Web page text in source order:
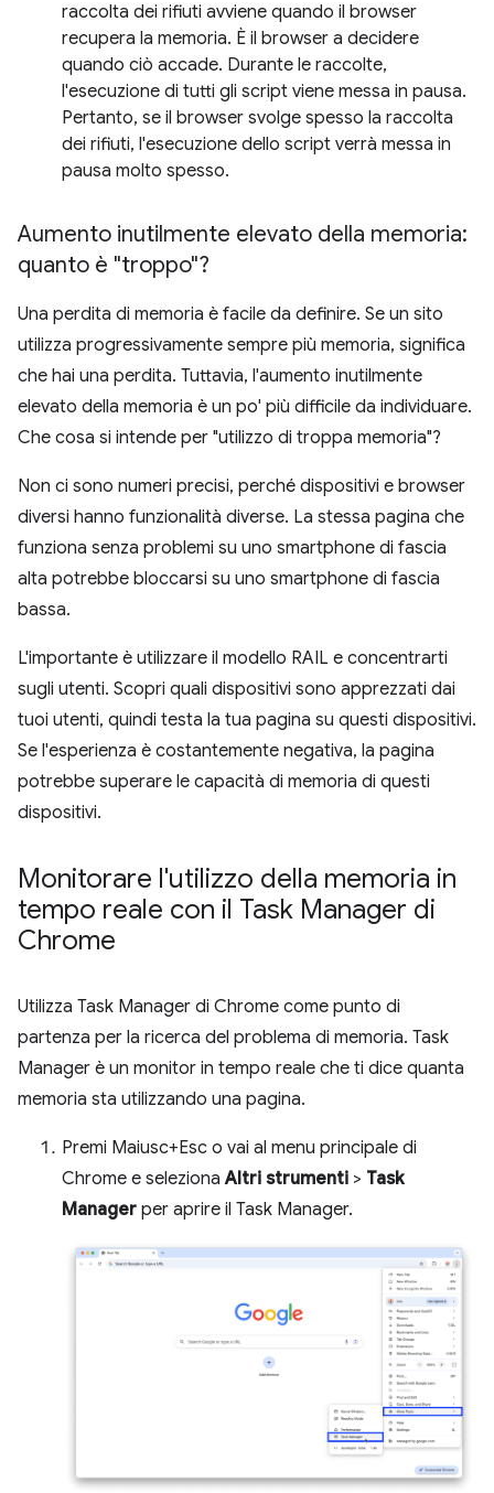
raccolta dei rifiuti avviene quando il browser
recupera la memoria. È il browser a decidere
quando ciò accade. Durante le raccolte,
l'esecuzione di tutti gli script viene messa in pausa.
Pertanto, se il browser svolge spesso la raccolta
dei rifiuti, l'esecuzione dello script verrà messa in
pausa molto spesso.
Aumento inutilmente elevato della memoria:
quanto è "troppo"?
Una perdita di memoria è facile da definire. Se un sito
utilizza progressivamente sempre più memoria, significa
che hai una perdita. Tuttavia, l'aumento inutilmente
elevato della memoria è un po' più difficile da individuare.
Che cosa si intende per "utilizzo di troppa memoria"?
Non ci sono numeri precisi, perché dispositivi e browser
diversi hanno funzionalità diverse. La stessa pagina che
funziona senza problemi su uno smartphone di fascia
alta potrebbe bloccarsi su uno smartphone di fascia
bassa.
L'importante è utilizzare il modello RAIL e concentrarti
sugli utenti. Scopri quali dispositivi sono apprezzati dai
tuoi utenti, quindi testa la tua pagina su questi dispositivi.
Se l'esperienza è costantemente negativa, la pagina
potrebbe superare le capacità di memoria di questi
dispositivi.
Monitorare l'utilizzo della memoria in
tempo reale con il Task Manager di
Chrome
Utilizza Task Manager di Chrome come punto di
partenza per la ricerca del problema di memoria. Task
Manager è un monitor in tempo reale che ti dice quanta
memoria sta utilizzando una pagina.
Premi Maiusc+Esc o vai al menu principale di
Chrome e selezionaAltri strumenti > Task
Manager per aprire il Task Manager.